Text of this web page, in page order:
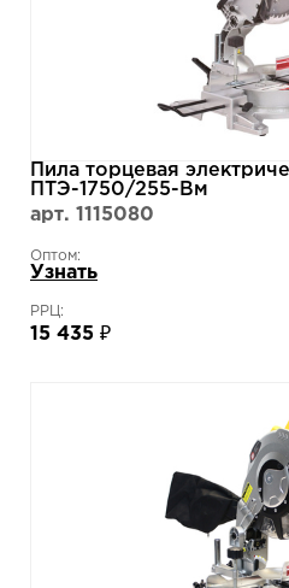
Пила торцевая
ПТЭ-1750/255-Вм
арт. 1115080
Оптом:
Узнать
РРЦ:
15 435 ₽